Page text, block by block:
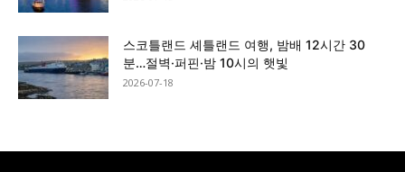
스코틀랜드 셰틀랜드 여행, 밤배 12시간 30
분…절벽·퍼핀·밤 10시의 햇빛
2026-07-18